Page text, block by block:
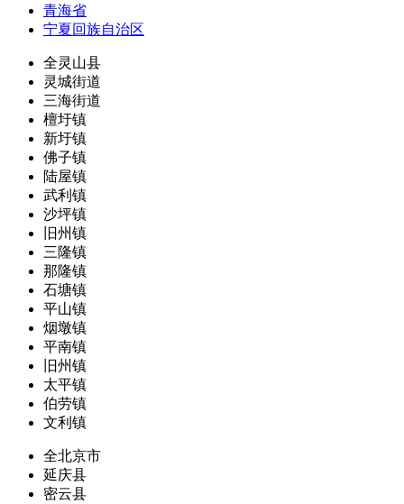
青海省
宁夏回族自治区
全灵山县
灵城街道
三海街道
檀圩镇
新圩镇
佛子镇
陆屋镇
武利镇
沙坪镇
旧州镇
三隆镇
那隆镇
石塘镇
平山镇
烟墩镇
平南镇
旧州镇
太平镇
伯劳镇
文利镇
全北京市
延庆县
密云县